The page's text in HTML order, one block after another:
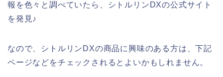
報を色々と調べていたら、シトルリンDXの公式サイト
を発見♪
なので、シトルリンDXの商品に興味のある方は、下記
ページなどをチェックされるとよいかもしれません。